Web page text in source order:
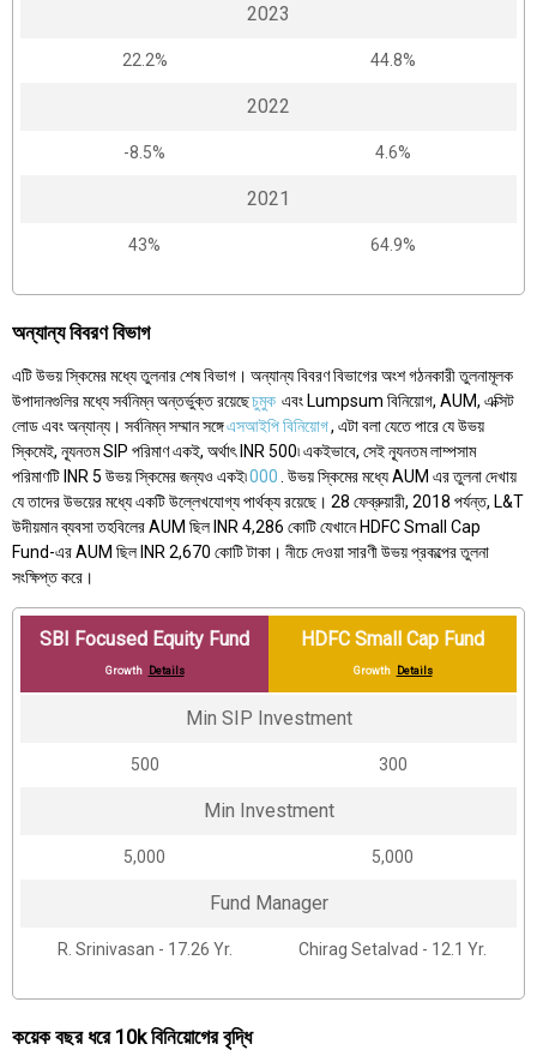
2023
22.2% 44.8%
2022
-8.5% 4.6%
2021
43% 64.9%
অন্যান্য বিবরণ বিভাগ
এটি উভয় স্কিমের মধ্যে তুলনার শেষ বিভাগ। অন্যান্য বিবরণ বিভাগের অংশ গঠনকারী তুলনামূলক
উপাদানগুলির মধ্যে সর্বনিম্ন অন্তর্ভুক্ত রয়েছেচুমুক এবং Lumpsum বিনিয়োগ, AUM, এক্সিট
লোড এবং অন্যান্য। সর্বনিম্ন সম্মান সঙ্গেএসআইপি বিনিয়োগ, এটা বলা যেতে পারে যে উভয়
স্কিমেই, ন্যূনতম SIP পরিমাণ একই, অর্থাৎ INR 500৷ একইভাবে, সেই ন্যূনতম লাম্পসাম
পরিমাণটি INR 5 উভয় স্কিমের জন্যও একই৷000. উভয় স্কিমের মধ্যে AUM এর তুলনা দেখায়
যে তাদের উভয়ের মধ্যে একটি উল্লেখযোগ্য পার্থক্য রয়েছে। 28 ফেব্রুয়ারী, 2018 পর্যন্ত, L&T
উদীয়মান ব্যবসা তহবিলের AUM ছিল INR 4,286 কোটি যেখানে HDFC Small Cap
Fund-এর AUM ছিল INR 2,670 কোটি টাকা। নীচে দেওয়া সারণী উভয় প্রকল্পের তুলনা
সংক্ষিপ্ত করে।
SBI Focused Equity Fund
Growth Details
HDFC Small Cap Fund
Growth Details
Min SIP Investment
₹500 ₹300
Min Investment
₹5,000 ₹5,000
Fund Manager
R. Srinivasan - 17.26 Yr. Chirag Setalvad - 12.1 Yr.
কয়েক বছর ধরে 10k বিনিয়োগের বৃদ্ধি